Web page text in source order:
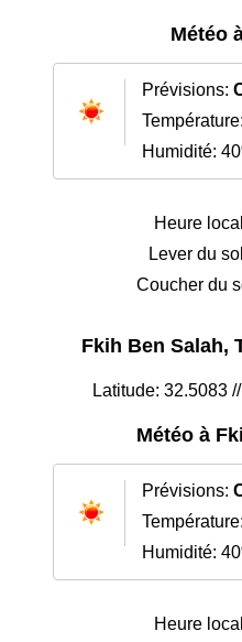
Météo
Prévisions:
Température:
Humidité:
Heure
Lever du
Coucher du
Fkih Ben Salah,
Latitude: 32.5083
Météo à
Prévisions:
Température:
Humidité:
Heure